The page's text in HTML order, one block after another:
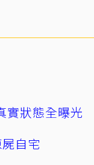
實狀態全曝光
自宅